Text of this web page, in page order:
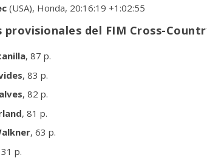
(USA), Honda, 20:16:19 +1:02:55
provisionales del FIM Cross-
, 87 p.
, 83 p.
, 82 p.
, 81 p.
, 63 p.
p.